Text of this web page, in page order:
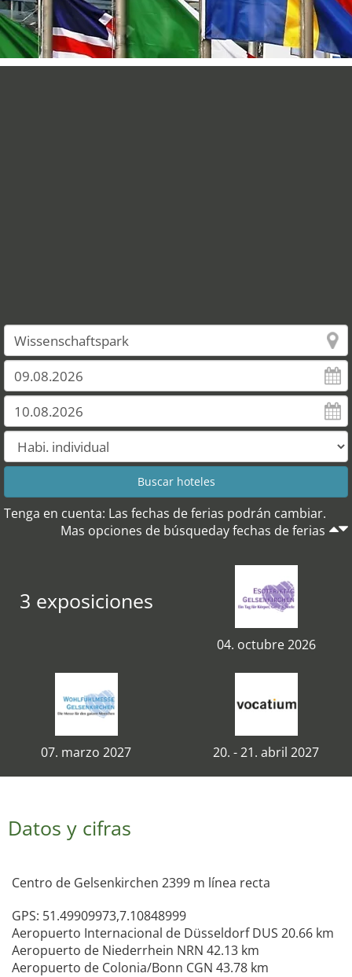
Tenga en cuenta: Las fechas de ferias podrán cambiar.
Mas opciones de búsqueday fechas de ferias
3 exposiciones
04. octubre 2026
07. marzo 2027 20. - 21. abril 2027
Datos y cifras
Centro de Gelsenkirchen 2399 m línea recta
GPS: 51.49909973,7.10848999
Aeropuerto Internacional de Düsseldorf DUS 20.66 km
Aeropuerto de Niederrhein NRN 42.13 km
Aeropuerto de Colonia/Bonn CGN 43.78 km